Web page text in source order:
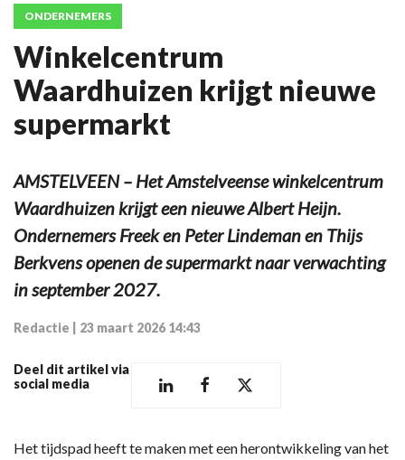
ONDERNEMERS
Winkelcentrum
Waardhuizen krijgt nieuwe
supermarkt
AMSTELVEEN – Het Amstelveense winkelcentrum
Waardhuizen krijgt een nieuwe Albert Heijn.
Ondernemers Freek en Peter Lindeman en Thijs
Berkvens openen de supermarkt naar verwachting
in september 2027.
Redactie 23 maart 2026 14:43
Deel dit artikel via
social media
Het tijdspad heeft te maken met een herontwikkeling van het